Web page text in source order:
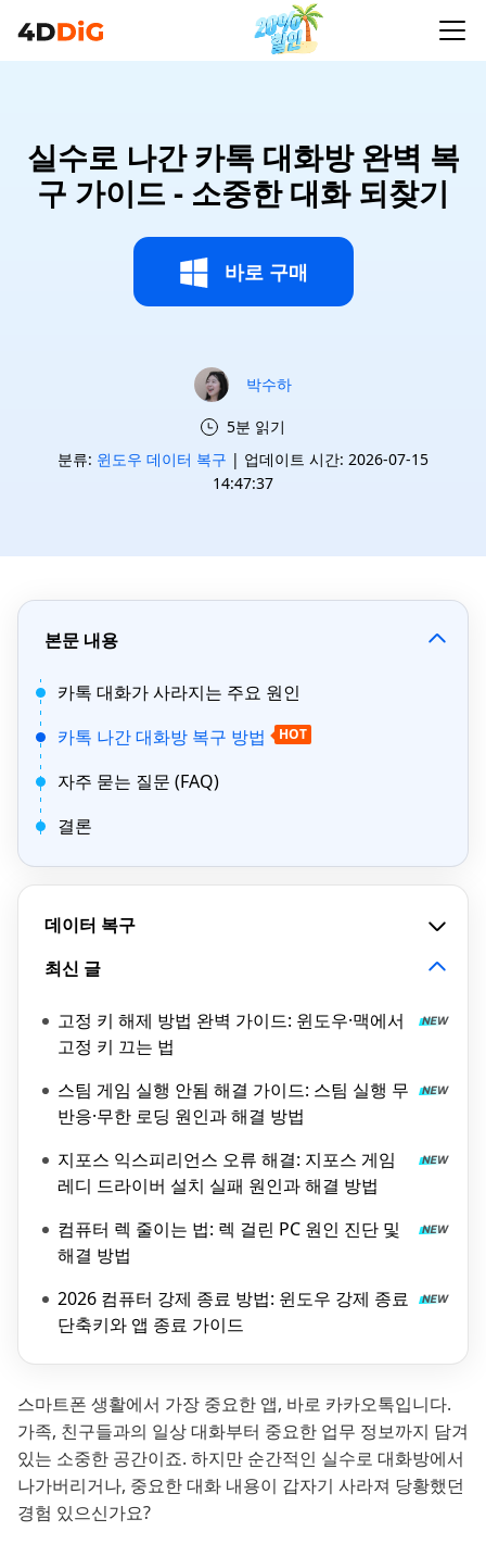
실수로 나간 카톡 대화방 완벽 복
구 가이드 - 소중한 대화 되찾기
바로 구매
박수하
5분 읽기
분류: 윈도우 데이터 복구 | 업데이트 시간: 2026-07-15
14:47:37
본문 내용
카톡 대화가 사라지는 주요 원인
카톡 나간 대화방 복구 방법
HOT
자주 묻는 질문 (FAQ)
결론
데이터 복구
최신 글
고정 키 해제 방법 완벽 가이드: 윈도우·맥에서
고정 키 끄는 법
스팀 게임 실행 안됨 해결 가이드: 스팀 실행 무
반응·무한 로딩 원인과 해결 방법
지포스 익스피리언스 오류 해결: 지포스 게임
레디 드라이버 설치 실패 원인과 해결 방법
컴퓨터 렉 줄이는 법: 렉 걸린 PC 원인 진단 및
해결 방법
2026 컴퓨터 강제 종료 방법: 윈도우 강제 종료
단축키와 앱 종료 가이드
스마트폰 생활에서 가장 중요한 앱, 바로 카카오톡입니다.
가족, 친구들과의 일상 대화부터 중요한 업무 정보까지 담겨
있는 소중한 공간이죠. 하지만 순간적인 실수로 대화방에서
나가버리거나, 중요한 대화 내용이 갑자기 사라져 당황했던
경험 있으신가요?